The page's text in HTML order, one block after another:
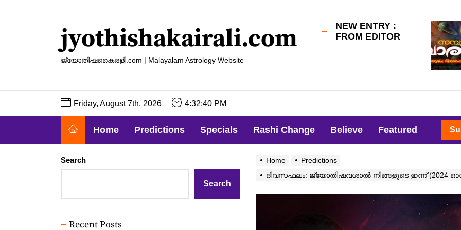
jyothishakairali.com
ജ്യോതിഷകൈരളി.com | Malayalam Astrology Website
NEW ENTRY :
FROM EDITOR
Friday, August 7th, 2026 4:32:41 PM
Home Predictions Specials Rashi Change Believe Featured
Home
Predictions
ദിവസഫലം: ജ്യോതിഷവശാൽ നിങ്ങളുടെ ഇന്ന്‌ (2024
Search
Search
Recent Posts